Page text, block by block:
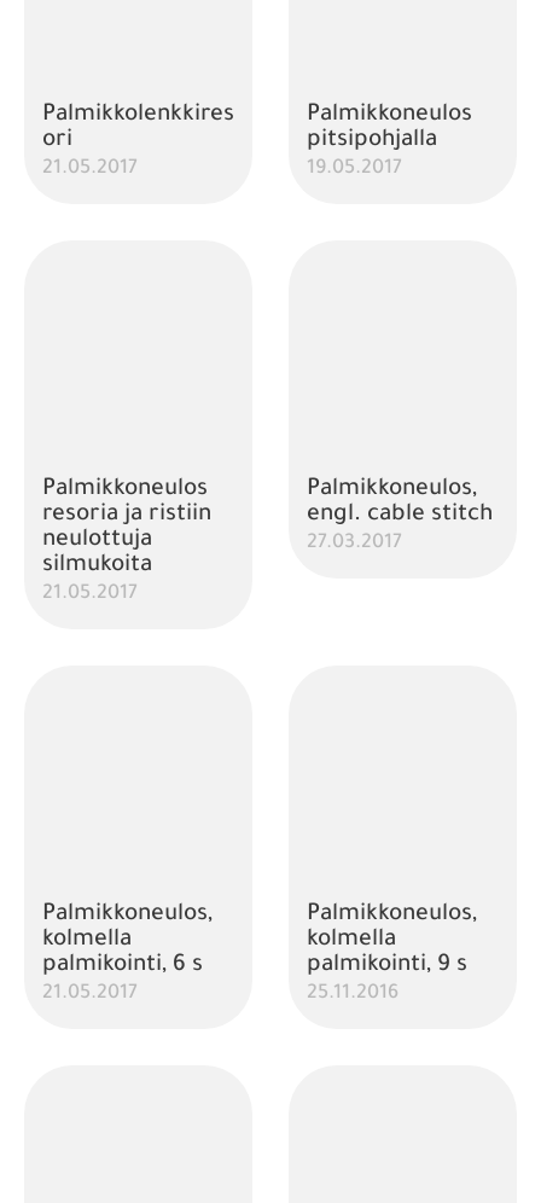
Palmikkolenkkires
ori
21.05.2017
Palmikkoneulos
pitsipohjalla
19.05.2017
Palmikkoneulos
resoria ja ristiin
neulottuja
silmukoita
21.05.2017
Palmikkoneulos,
engl. cable stitch
27.03.2017
Palmikkoneulos,
kolmella
palmikointi, 6 s
21.05.2017
Palmikkoneulos,
kolmella
palmikointi, 9 s
25.11.2016